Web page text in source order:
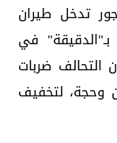
تدخل طيران
في
التحالف ضربات
وحجة، لتخفيف